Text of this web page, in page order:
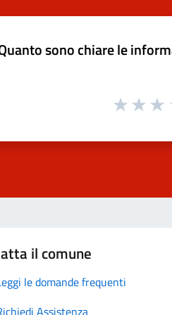
sono chiare le
il comune
le domande frequenti
Assistenza